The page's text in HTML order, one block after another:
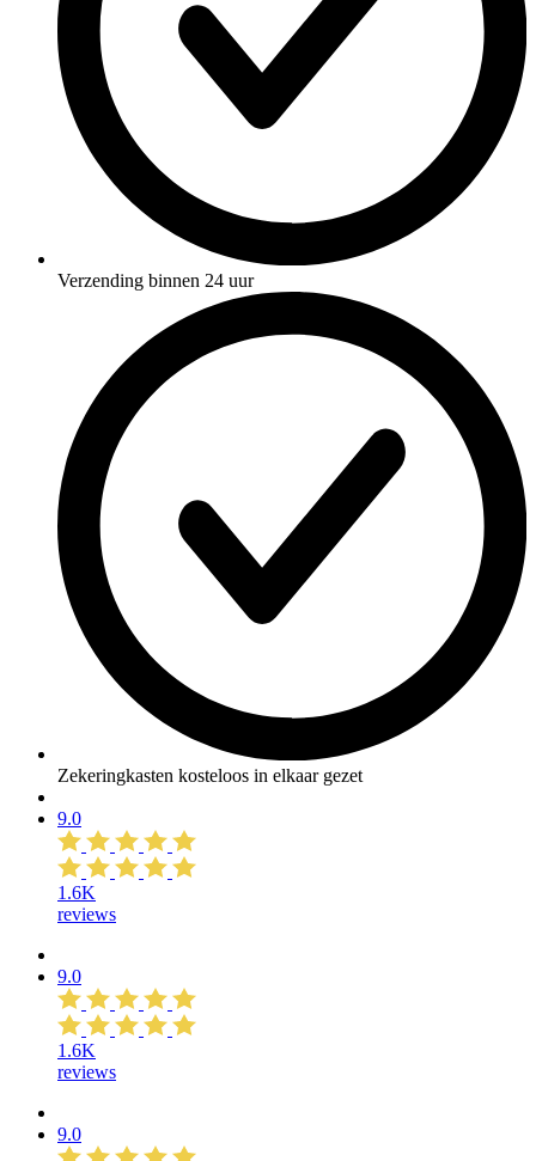
Verzending binnen 24 uur
Zekeringkasten kosteloos in elkaar gezet
9.0
1.6K
reviews
9.0
1.6K
reviews
9.0